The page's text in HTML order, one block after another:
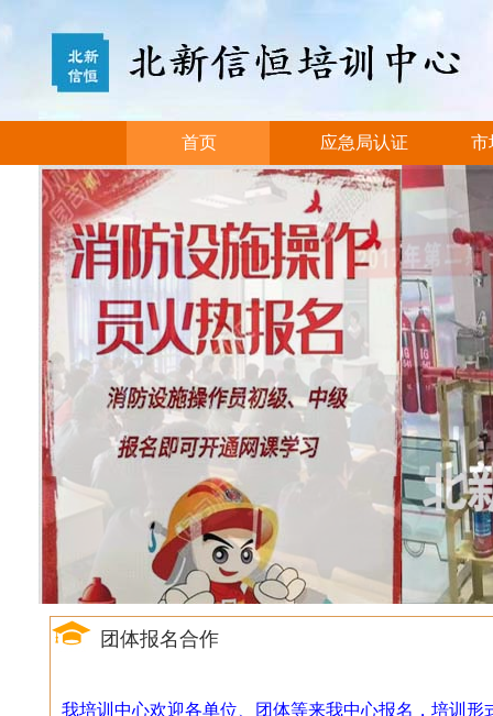
首页 应急局认证 市
团体报名合作
我培训中心欢迎各单位、团体等来我中心报名，培训形